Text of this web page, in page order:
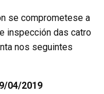
se comprometese a
inspección das catro
nos seguintes
04/2019